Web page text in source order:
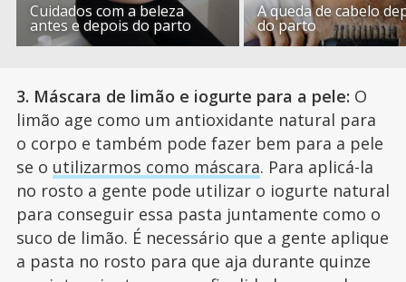
Cuidados com a beleza
antes e depois do parto
A queda de cabelo
do parto
3. Máscara de limão e iogurte para a pele: O
limão age como um antioxidante natural para
o corpo e também pode fazer bem para a pele
se o utilizarmos como máscara. Para aplicá-la
no rosto a gente pode utilizar o iogurte natural
para conseguir essa pasta juntamente como o
suco de limão. É necessário que a gente aplique
a pasta no rosto para que aja durante quinze